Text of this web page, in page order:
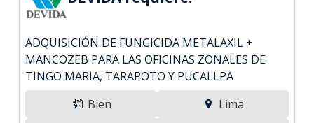
ADQUISICIÓN DE FUNGICIDA METALAXIL +
MANCOZEB PARA LAS OFICINAS ZONALES DE
TINGO MARIA, TARAPOTO Y PUCALLPA
Bien
Lima